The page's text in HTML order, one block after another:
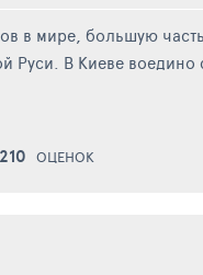
в мире, большую
Руси. В Киеве воедино
210 ОЦЕНОК